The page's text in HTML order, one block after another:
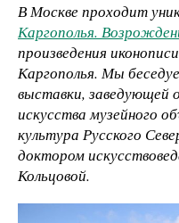
В Москве проходит
Каргополья.
произведения
Каргополья. Мы
выставки, заведующей
искусства музейного
культура Русского
доктором
Кольцовой.